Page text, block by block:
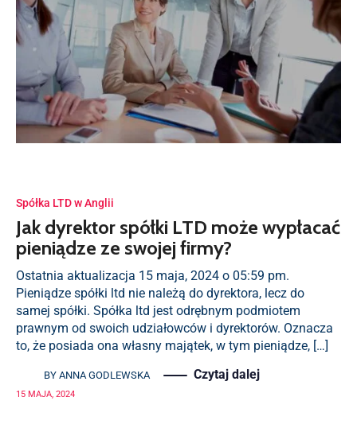
Spółka LTD w Anglii
Jak dyrektor spółki LTD może wypłacać
pieniądze ze swojej firmy?
Ostatnia aktualizacja 15 maja, 2024 o 05:59 pm.
Pieniądze spółki ltd nie należą do dyrektora, lecz do
samej spółki. Spółka ltd jest odrębnym podmiotem
prawnym od swoich udziałowców i dyrektorów. Oznacza
to, że posiada ona własny majątek, w tym pieniądze, […]
BY ANNA GODLEWSKA Czytaj dalej
15 MAJA, 2024